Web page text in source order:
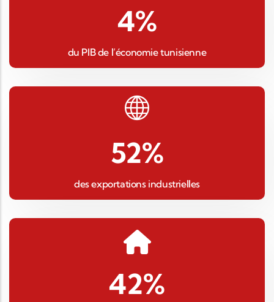
4%
du PIB de l’économie tunisienne
52%
des exportations industrielles
42%